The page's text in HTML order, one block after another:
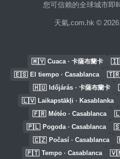
您可信賴的全球城市即
天氣.com.hk © 2026
🇲🇾 Cuaca · 卡薩布蘭卡
🇪🇸 El tiempo · Casablanca 🇹🇷
🇭🇺 Időjárás · 卡薩布蘭卡
🇱🇻 Laikapstākļi · Kasablanka
🇫🇷 Météo · Casablanca
🇵🇱 Pogoda · Casablanca
🇨🇿 Počasí · Casablanca
🇵🇹 Tempo · Casablanca